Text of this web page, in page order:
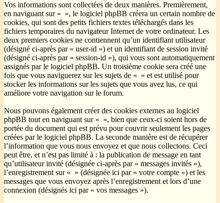
Vos informations sont collectées de deux manières. Premièrement,
en naviguant sur « », le logiciel phpBB créera un certain nombre de
cookies, qui sont des petits fichiers textes téléchargés dans les
fichiers temporaires du navigateur Internet de votre ordinateur. Les
deux premiers cookies ne contiennent qu’un identifiant utilisateur
(désigné ci-après par « user-id ») et un identifiant de session invité
(désigné ci-après par « session-id »), qui vous sont automatiquement
assignés par le logiciel phpBB. Un troisième cookie sera créé une
fois que vous naviguerez sur les sujets de « » et est utilisé pour
stocker les informations sur les sujets que vous avez lus, ce qui
améliore votre navigation sur le forum.
Nous pouvons également créer des cookies externes au logiciel
phpBB tout en naviguant sur « », bien que ceux-ci soient hors de
portée du document qui est prévu pour couvrir seulement les pages
créées par le logiciel phpBB. La seconde manière est de récupérer
l’information que vous nous envoyez et que nous collectons. Ceci
peut être, et n’est pas limité à : la publication de message en tant
qu’utilisateur invité (désignée ci-après par « messages invités »),
l’enregistrement sur « » (désignée ici par « votre compte ») et les
messages que vous envoyez après l’enregistrement et lors d’une
connexion (désignés ici par « vos messages »).